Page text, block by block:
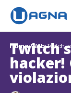
Home Web Twitch
Twitch
hacker!